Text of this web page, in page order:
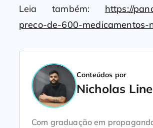
Leia também: https://
preco-de-600-medicamentos-
Conteúdos por
Nicholas Line
Com graduação em